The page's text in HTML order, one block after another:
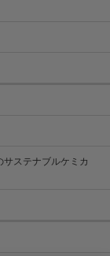
ステナブルケミカ